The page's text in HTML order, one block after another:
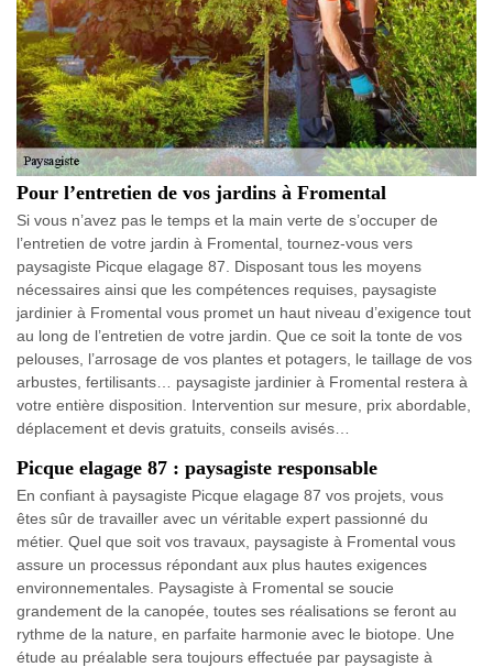
Pour l’entretien de vos jardins à Fromental
Si vous n’avez pas le temps et la main verte de s’occuper de
l’entretien de votre jardin à Fromental, tournez-vous vers
paysagiste Picque elagage 87. Disposant tous les moyens
nécessaires ainsi que les compétences requises, paysagiste
jardinier à Fromental vous promet un haut niveau d’exigence tout
au long de l’entretien de votre jardin. Que ce soit la tonte de vos
pelouses, l’arrosage de vos plantes et potagers, le taillage de vos
arbustes, fertilisants… paysagiste jardinier à Fromental restera à
votre entière disposition. Intervention sur mesure, prix abordable,
déplacement et devis gratuits, conseils avisés…
Picque elagage 87 : paysagiste responsable
En confiant à paysagiste Picque elagage 87 vos projets, vous
êtes sûr de travailler avec un véritable expert passionné du
métier. Quel que soit vos travaux, paysagiste à Fromental vous
assure un processus répondant aux plus hautes exigences
environnementales. Paysagiste à Fromental se soucie
grandement de la canopée, toutes ses réalisations se feront au
rythme de la nature, en parfaite harmonie avec le biotope. Une
étude au préalable sera toujours effectuée par paysagiste à